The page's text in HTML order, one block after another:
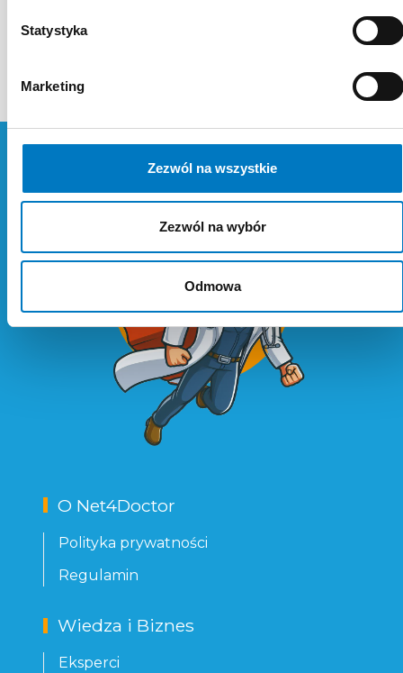
Statystyka
Marketing
Zezwól na wszystkie
Zezwól na wybór
Odmowa
Źródło:
blacha/
O Net4Doctor
Polityka prywatności
Regulamin
Wiedza i Biznes
Eksperci